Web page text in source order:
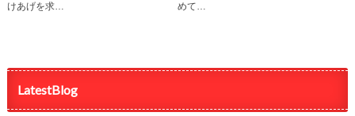
けあげを求…
めて…
LatestBlog